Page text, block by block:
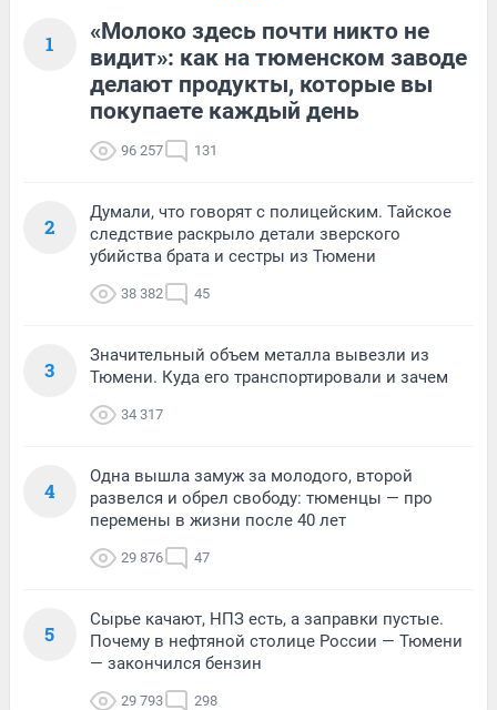
1
«Молоко здесь почти никто не
видит»: как на тюменском заводе
делают продукты, которые вы
покупаете каждый день
96 257 131
2
Думали, что говорят с полицейским. Тайское
следствие раскрыло детали зверского
убийства брата и сестры из Тюмени
38 382 45
3
Значительный объем металла вывезли из
Тюмени. Куда его транспортировали и зачем
34 317
4
Одна вышла замуж за молодого, второй
развелся и обрел свободу: тюменцы — про
перемены в жизни после 40 лет
29 876 47
5
Сырье качают, НПЗ есть, а заправки пустые.
Почему в нефтяной столице России — Тюмени
— закончился бензин
29 793 298